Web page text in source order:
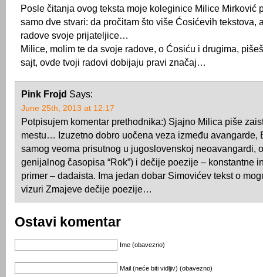
Posle čitanja ovog teksta moje koleginice Milice Mirković
samo dve stvari: da pročitam što više Ćosićevih tekstova,
radove svoje prijateljice…
Milice, molim te da svoje radove, o Ćosiću i drugima,
sajt, ovde tvoji radovi dobijaju pravi značaj…
Pink Frojd Says:
June 25th, 2013 at 12:17
Potpisujem komentar prethodnika:) Sjajno Milica piše
mestu… Izuzetno dobro uočena veza između avangarde,
samog veoma prisutnog u jugoslovenskoj neoavangardi,
genijalnog časopisa “Rok”) i dečije poezije – konstantne
primer – dadaista. Ima jedan dobar Simovićev tekst o
vizuri Zmajeve dečije poezije…
Ostavi komentar
Ime (obavezno)
Mail (neće biti vidljiv) (obavezno)